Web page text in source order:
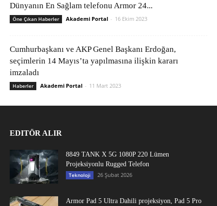
Dünyanın En Sağlam telefonu Armor 24...
Öne Çıkan Haberler Akademi Portal - 16 Ekim 2023
Cumhurbaşkanı ve AKP Genel Başkanı Erdoğan,
seçimlerin 14 Mayıs’ta yapılmasına ilişkin kararı
imzaladı
Haberler Akademi Portal - 11 Mart 2023
EDITÖR ALIR
8849 TANK X 5G 1080P 220 Lümen
Projeksiyonlu Rugged Telefon
Teknoloji 26 Şubat 2026
Armor Pad 5 Ultra Dahili projeksiyon, Pad 5 Pro